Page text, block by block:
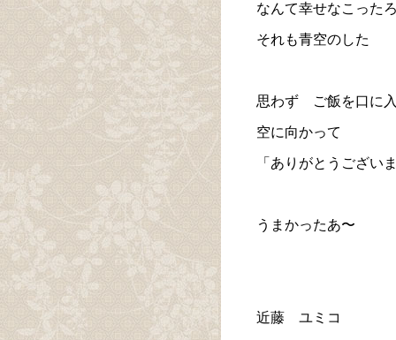
なんて幸せなこったろ
それも青空のした
思わず ご飯を口に
空に向かって
「ありがとうござい
うまかったあ〜
近藤 ユミコ